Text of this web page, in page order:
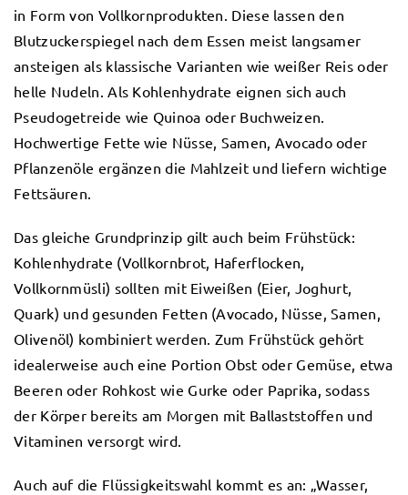
in Form von Vollkornprodukten. Diese lassen den
Blutzuckerspiegel nach dem Essen meist langsamer
ansteigen als klassische Varianten wie weißer Reis oder
helle Nudeln. Als Kohlenhydrate eignen sich auch
Pseudogetreide wie Quinoa oder Buchweizen.
Hochwertige Fette wie Nüsse, Samen, Avocado oder
Pflanzenöle ergänzen die Mahlzeit und liefern wichtige
Fettsäuren.
Das gleiche Grundprinzip gilt auch beim Frühstück:
Kohlenhydrate (Vollkornbrot, Haferflocken,
Vollkornmüsli) sollten mit Eiweißen (Eier, Joghurt,
Quark) und gesunden Fetten (Avocado, Nüsse, Samen,
Olivenöl) kombiniert werden. Zum Frühstück gehört
idealerweise auch eine Portion Obst oder Gemüse, etwa
Beeren oder Rohkost wie Gurke oder Paprika, sodass
der Körper bereits am Morgen mit Ballaststoffen und
Vitaminen versorgt wird.
Auch auf die Flüssigkeitswahl kommt es an: „Wasser,